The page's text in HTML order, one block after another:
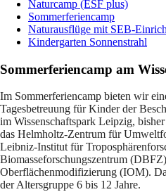
Naturcamp (ESF plus)
Sommerferiencamp
Naturausflüge mit SEB-
Kindergarten Sonnenstrahl
Sommerferiencamp am
Im Sommerferiencamp bieten wir
Tagesbetreuung für Kinder der
im Wissenschaftspark Leipzig,
das Helmholtz-Zentrum für
Leibniz-Institut für
Biomasseforschungszentrum
Oberflächenmodifizierung (IOM).
der Altersgruppe 6 bis 12 Jahre.